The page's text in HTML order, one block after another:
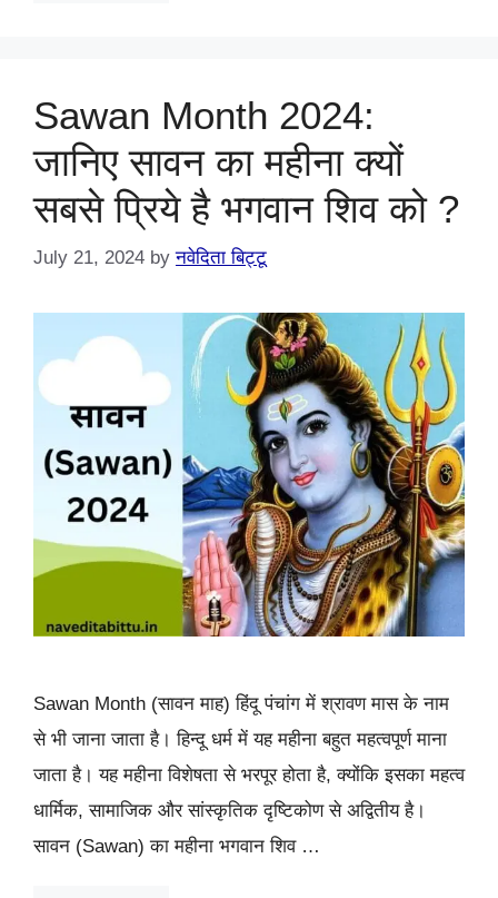
Sawan Month 2024:
जानिए सावन का महीना क्यों
सबसे प्रिये है भगवान शिव को ?
July 21, 2024 byनवेदिता बिट्टू
Sawan Month (सावन माह) हिंदू पंचांग में श्रावण मास के नाम
से भी जाना जाता है। हिन्दू धर्म में यह महीना बहुत महत्वपूर्ण माना
जाता है। यह महीना विशेषता से भरपूर होता है, क्योंकि इसका महत्व
धार्मिक, सामाजिक और सांस्कृतिक दृष्टिकोण से अद्वितीय है।
सावन (Sawan) का महीना भगवान शिव …